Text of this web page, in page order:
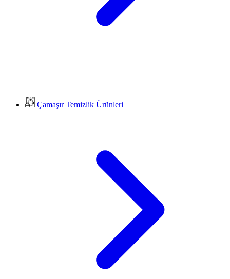
Çamaşır Temizlik Ürünleri